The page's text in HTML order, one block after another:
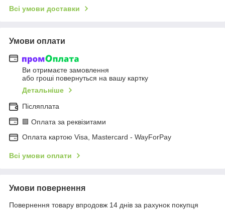
Всі умови доставки
Умови оплати
Ви отримаєте замовлення
або гроші повернуться на вашу картку
Детальніше
Післяплата
🟩 Оплата за реквізитами
Оплата картою Visa, Mastercard - WayForPay
Всі умови оплати
Умови повернення
Повернення товару впродовж 14 днів за рахунок покупця